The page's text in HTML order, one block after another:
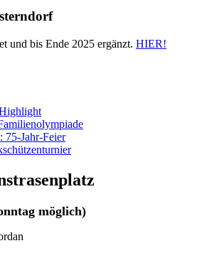
und bis Ende 2025 ergänzt. HIER!
75-Jahr-Feier
möglich)